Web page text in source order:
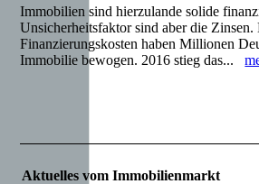
Immobilien sind hierzulande solide
Unsicherheitsfaktor sind aber die
Finanzierungskosten haben Millionen
Immobilie bewogen. 2016 stieg das...
Aktuelles vom Immobilienmarkt